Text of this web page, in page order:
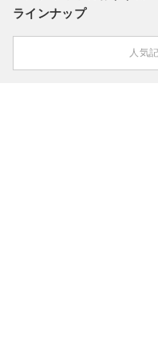
ラインナップ
人気